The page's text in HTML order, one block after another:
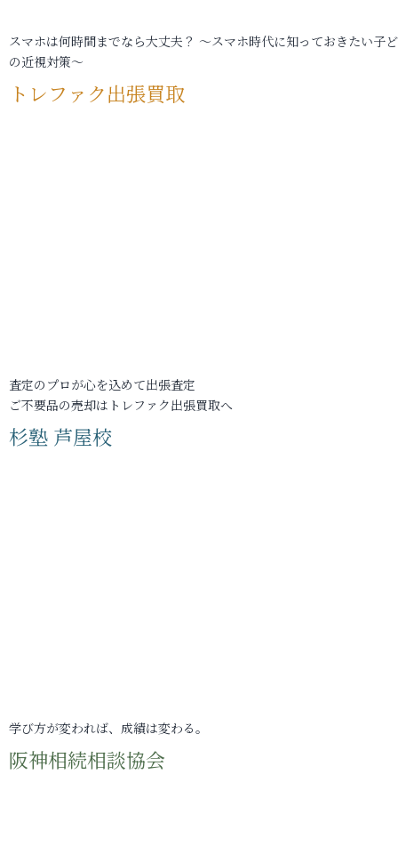
スマホは何時間までなら大丈夫？ ～スマホ時代に知っておきたい子
の近視対策～
トレファク出張買取
査定のプロが心を込めて出張査定
ご不要品の売却はトレファク出張買取へ
杉塾 芦屋校
学び方が変われば、成績は変わる。
阪神相続相談協会